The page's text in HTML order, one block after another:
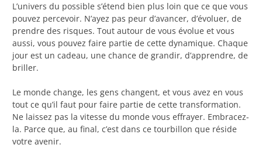
L’univers du possible s’étend bien plus loin que ce que vous
pouvez percevoir. N’ayez pas peur d’avancer, d’évoluer, de
prendre des risques. Tout autour de vous évolue et vous
aussi, vous pouvez faire partie de cette dynamique. Chaque
jour est un cadeau, une chance de grandir, d’apprendre, de
briller.
Le monde change, les gens changent, et vous avez en vous
tout ce qu’il faut pour faire partie de cette transformation.
Ne laissez pas la vitesse du monde vous effrayer. Embracez-
la. Parce que, au final, c’est dans ce tourbillon que réside
votre avenir.